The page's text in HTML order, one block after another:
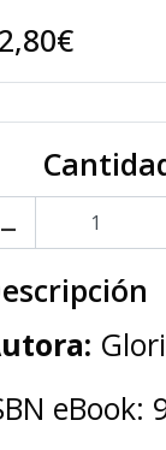
-
eBook: